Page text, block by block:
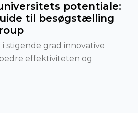
potentiale:
til besøgstælling
stigende grad innovative
effektiviteten og